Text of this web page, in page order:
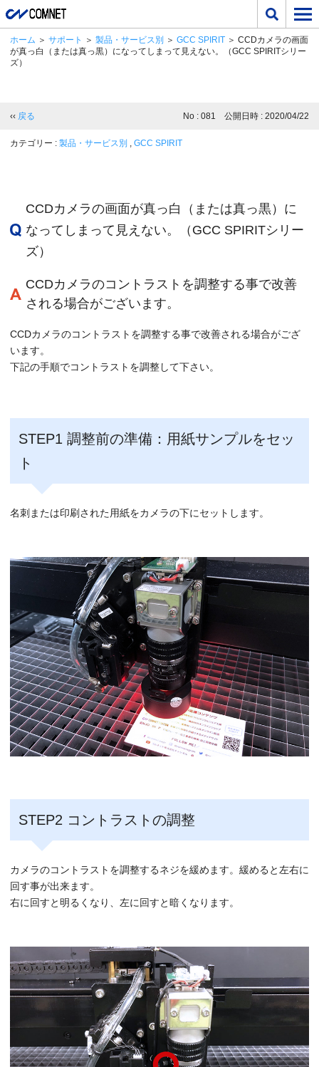
ホーム ＞ サポート ＞ 製品・サービス別 ＞ GCC SPIRIT ＞ CCDカメラの画面
が真っ白（または真っ黒）になってしまって見えない。（GCC SPIRITシリー
ズ）
‹‹ 戻る No : 081 公開日時 : 2020/04/22
カテゴリー : 製品・サービス別 , GCC SPIRIT
CCDカメラの画面が真っ白（または真っ黒）に
なってしまって見えない。（GCC SPIRITシリー
ズ）
CCDカメラのコントラストを調整する事で改善
される場合がございます。
CCDカメラのコントラストを調整する事で改善される場合がござ
います。
下記の手順でコントラストを調整して下さい。
STEP1 調整前の準備：用紙サンプルをセッ
ト
名刺または印刷された用紙をカメラの下にセットします。
STEP2 コントラストの調整
カメラのコントラストを調整するネジを緩めます。緩めると左右に
回す事が出来ます。
右に回すと明るくなり、左に回すと暗くなります。